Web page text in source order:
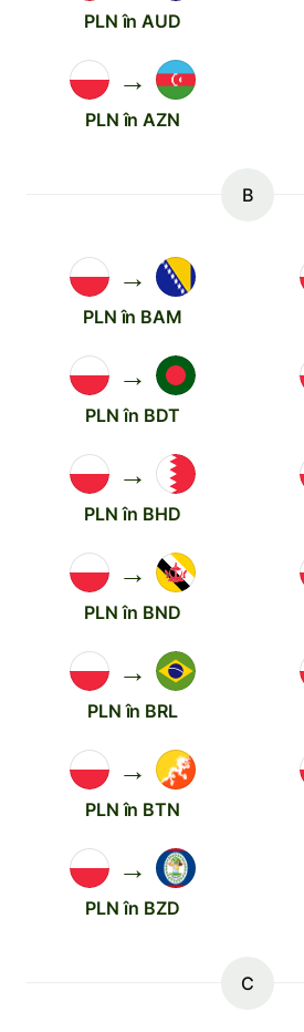
PLN în AUD
→
PLN în AZN
B
→
PLN în BAM
→
PLN în BDT
→
PLN în BHD
→
PLN în BND
→
PLN în BRL
→
PLN în BTN
→
PLN în BZD
C